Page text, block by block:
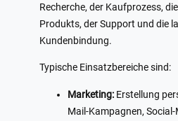
Recherche, der Kaufprozess,
Produkts, der Support und die
Kundenbindung.
Typische Einsatzbereiche sind:
Marketing: Erstellung
Mail-Kampagnen,